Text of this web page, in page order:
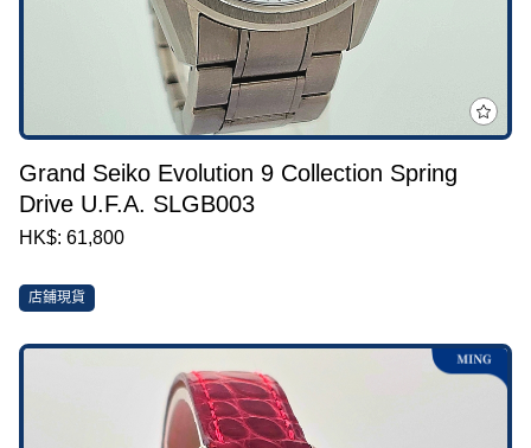
Grand Seiko Evolution 9 Collection Spring
Drive U.F.A. SLGB003
HK$: 61,800
店鋪現貨